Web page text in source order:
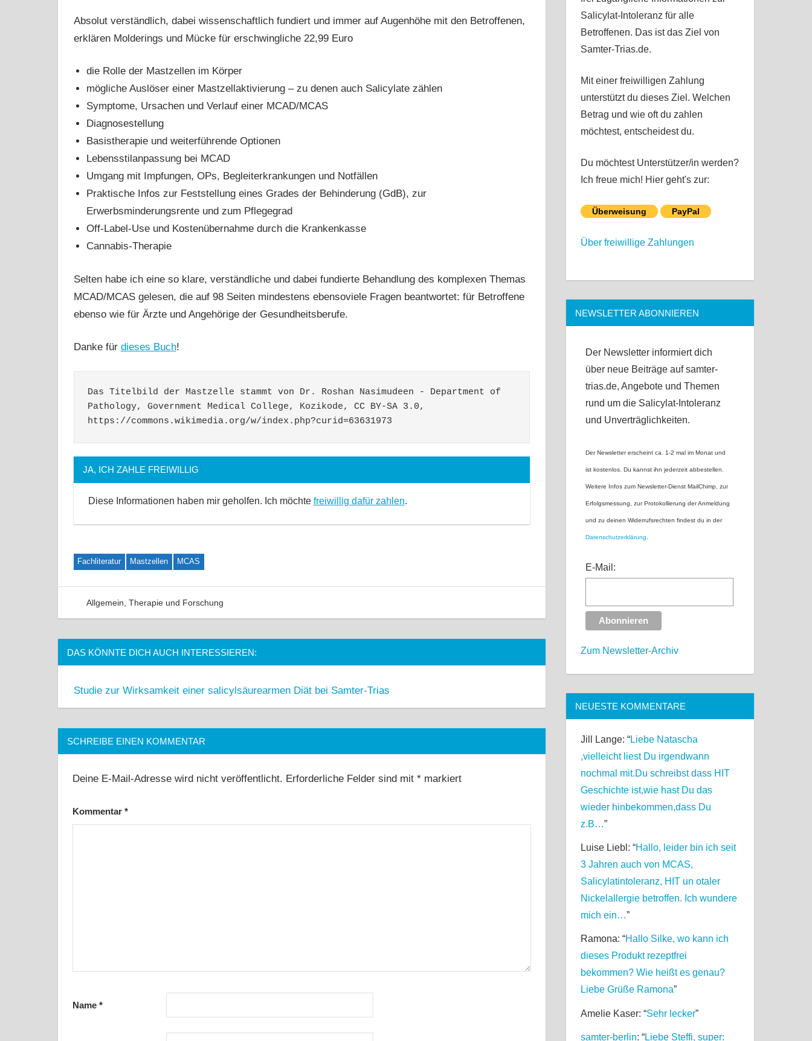
Absolut verständlich, dabei wissenschaftlich fundiert und immer auf Augenhöhe mit den Betroffenen,
erklären Molderings und Mücke für erschwingliche 22,99 Euro
die Rolle der Mastzellen im Körper
mögliche Auslöser einer Mastzellaktivierung – zu denen auch Salicylate zählen
Symptome, Ursachen und Verlauf einer MCAD/MCAS
Diagnosestellung
Basistherapie und weiterführende Optionen
Lebensstilanpassung bei MCAD
Umgang mit Impfungen, OPs, Begleiterkrankungen und Notfällen
Praktische Infos zur Feststellung eines Grades der Behinderung (GdB), zur
Erwerbsminderungsrente und zum Pflegegrad
Off-Label-Use und Kostenübernahme durch die Krankenkasse
Cannabis-Therapie
Selten habe ich eine so klare, verständliche und dabei fundierte Behandlung des komplexen Themas
MCAD/MCAS gelesen, die auf 98 Seiten mindestens ebensoviele Fragen beantwortet: für Betroffene
ebenso wie für Ärzte und Angehörige der Gesundheitsberufe.
Danke für dieses Buch!
Das Titelbild der Mastzelle stammt von Dr. Roshan Nasimudeen - Department of
Pathology, Government Medical College, Kozikode, CC BY-SA 3.0,
https://commons.wikimedia.org/w/index.php?curid=63631973
JA, ICH ZAHLE FREIWILLIG
Diese Informationen haben mir geholfen. Ich möchte freiwillig dafür zahlen.
Fachliteratur Mastzellen MCAS
Allgemein, Therapie und Forschung
DAS KÖNNTE DICH AUCH INTERESSIEREN:
Studie zur Wirksamkeit einer salicylsäurearmen Diät bei Samter-Trias
SCHREIBE EINEN KOMMENTAR
Deine E-Mail-Adresse wird nicht veröffentlicht. Erforderliche Felder sind mit * markiert
Kommentar *
Name *
Salicylat-Intoleranz für alle
Betroffenen. Das ist das Ziel von
Samter-Trias.de.
Mit einer freiwilligen Zahlung
unterstützt du dieses Ziel. Welchen
Betrag und wie oft du zahlen
möchtest, entscheidest du.
Du möchtest Unterstützer/in werden?
Ich freue mich! Hier geht's zur:
Überweisung PayPal
Über freiwillige Zahlungen
NEWSLETTER ABONNIEREN
Der Newsletter informiert dich
über neue Beiträge auf samter-
trias.de, Angebote und Themen
rund um die Salicylat-Intoleranz
und Unverträglichkeiten.
Der Newsletter erscheint ca. 1-2 mal im Monat und
ist kostenlos. Du kannst ihn jederzeit abbestellen.
Weitere Infos zum Newsletter-Dienst MailChimp, zur
Erfolgsmessung, zur Protokollierung der Anmeldung
und zu deinen Widerrufsrechten findest du in der
Datenschutzerklärung
E-Mail:
Zum Newsletter-Archiv
NEUESTE KOMMENTARE
Jill Lange: “Liebe Natascha
,vielleicht liest Du irgendwann
nochmal mit.Du schreibst dass HIT
Geschichte ist,wie hast Du das
wieder hinbekommen,dass Du
z.B…”
Luise Liebl : “Hallo, leider bin ich seit
3 Jahren auch von MCAS,
Salicylatintoleranz, HIT un otaler
Nickelallergie betroffen. Ich wundere
mich ein…”
Ramona: “Hallo Silke, wo kann ich
dieses Produkt rezeptfrei
bekommen? Wie heißt es genau?
Liebe Grüße Ramona”
Amelie Kaser: “Sehr lecker”
samter-berlin: “Liebe Steffi, super: